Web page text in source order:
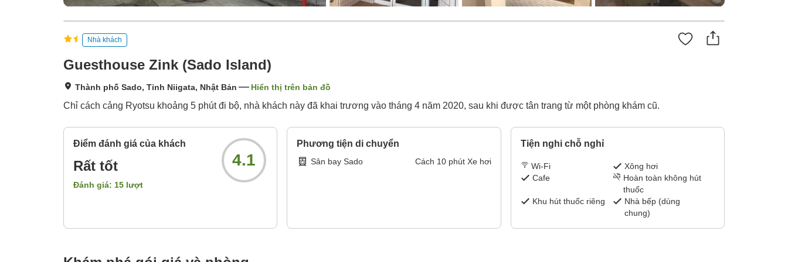
Nhà khách
Guesthouse Zink (Sado Island)
Thành phố Sado, Tỉnh Niigata, Nhật Bản Hiển thị trên bản đồ
Chỉ cách cảng Ryotsu khoảng 5 phút đi bộ, nhà khách này đã khai trương vào tháng 4 năm 2020, sau khi được tân trang từ một phòng khám cũ.
Điểm đánh giá của khách
Rất tốt
Đánh giá: 15 lượt
4.1
Phương tiện di chuyển
Sân bay Sado Cách 10phút Xe hơi
Tiện nghi chỗ nghỉ
Wi-Fi
Xông hơi
Cafe
Hoàn toàn không hút
thuốc
Khu hút thuốc riêng
Nhà bếp (dùng
chung)